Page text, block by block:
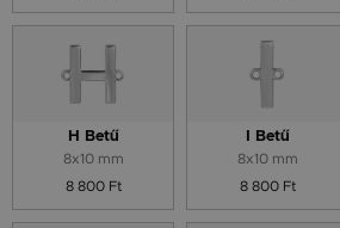
H Betű
8x10 mm
8 800 Ft
I Betű
8x10 mm
8 800 Ft